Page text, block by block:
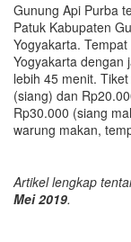
Gunung Api Purba
Patuk Kabupaten
Yogyakarta.
Yogyakarta dengan
lebih 45 menit.
(siang) dan
Rp30.000 (siang
warung makan,
Artikel lengkap
Mei 2019.